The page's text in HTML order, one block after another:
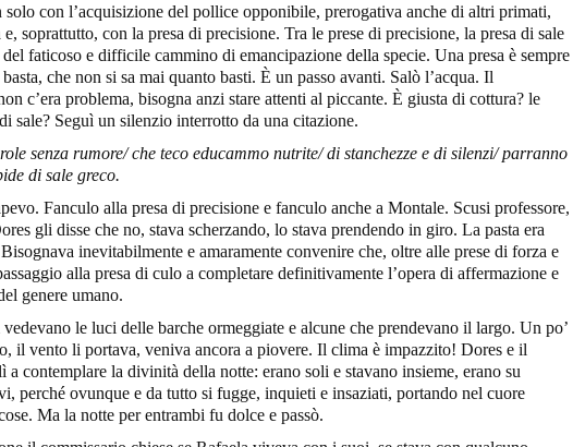
solo con l’acquisizione del pollice opponibile, prerogativa anche di altri primati,
soprattutto, con la presa di precisione. Tra le prese di precisione, la presa di sale
del faticoso e difficile cammino di emancipazione della specie. Una presa è sempre
che non si sa mai quanto basti. È un passo avanti. Salò l’acqua. Il
c’era problema, bisogna anzi stare attenti al piccante. È giusta di cottura? le
sale? Seguì un silenzio interrotto da una citazione.
senza rumore/ che teco educammo nutrite/ di stanchezze e di silenzi/ parranno
di sale greco.
Fanculo alla presa di precisione e fanculo anche a Montale. Scusi professore,
gli disse che no, stava scherzando, lo stava prendendo in giro. La pasta era
inevitabilmente e amaramente convenire che, oltre alle prese di forza e
alla presa di culo a completare definitivamente l’opera di affermazione e
genere umano.
le luci delle barche ormeggiate e alcune che prendevano il largo. Un po’
il vento li portava, veniva ancora a piovere. Il clima è impazzito! Dores e il
a contemplare la divinità della notte: erano soli e stavano insieme, erano su
perché ovunque e da tutto si fugge, inquieti e insaziati, portando nel cuore
Ma la notte per entrambi fu dolce e passò.